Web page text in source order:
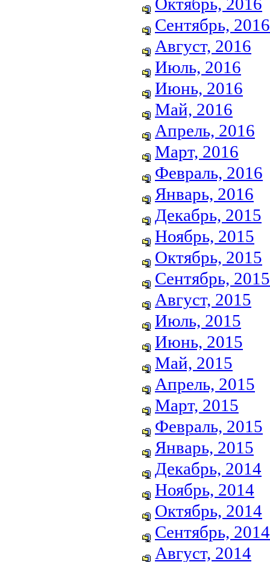
Сентябрь, 2016
Август, 2016
Июль, 2016
Июнь, 2016
Май, 2016
Апрель, 2016
Март, 2016
Февраль, 2016
Январь, 2016
Декабрь, 2015
Ноябрь, 2015
Октябрь, 2015
Сентябрь, 2015
Август, 2015
Июль, 2015
Июнь, 2015
Май, 2015
Апрель, 2015
Март, 2015
Февраль, 2015
Январь, 2015
Декабрь, 2014
Ноябрь, 2014
Октябрь, 2014
Сентябрь, 2014
Август, 2014